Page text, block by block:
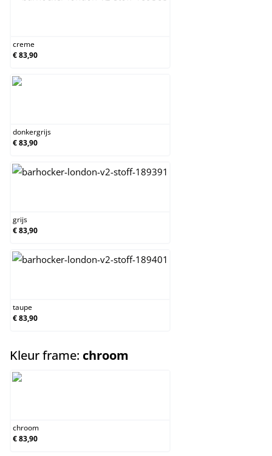
creme
€ 83,90
donkergrijs
€ 83,90
grijs
€ 83,90
taupe
€ 83,90
Kleur frame: chroom
chroom
€ 83,90